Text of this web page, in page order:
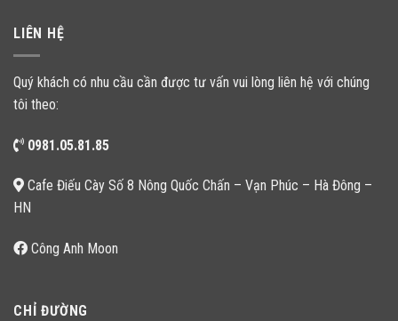
LIÊN HỆ
Quý khách có nhu cầu cần được tư vấn vui lòng liên hệ với chúng
tôi theo:
0981.05.81.85
Cafe Điếu Cày Số 8 Nông Quốc Chấn – Vạn Phúc – Hà Đông –
HN
Công Anh Moon
CHỈ ĐƯỜNG